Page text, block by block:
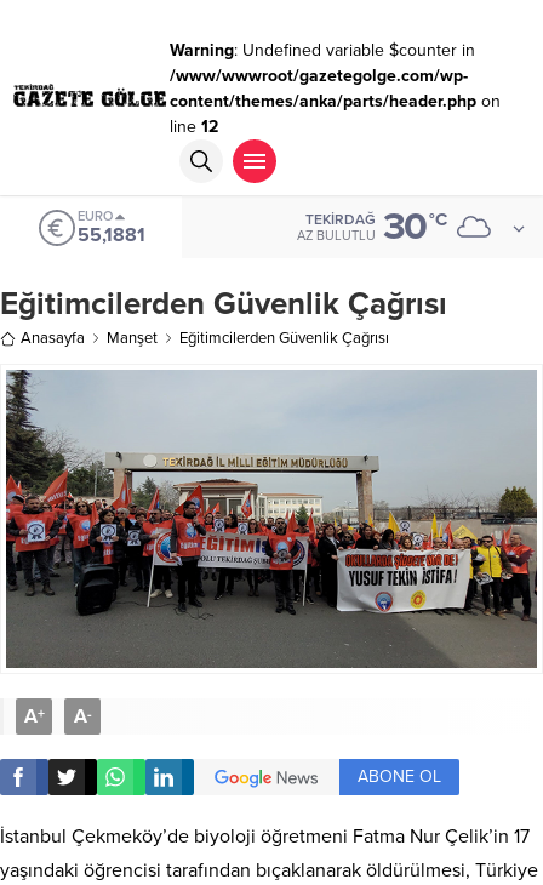
Warning: Undefined variable $counter in
/www/wwwroot/gazetegolge.com/wp-
content/themes/anka/parts/header.phpon
line 12
EURO
55,1881
TEKIRDAĞ
AZ BULUTLU 30°C
Eğitimcilerden Güvenlik Çağrısı
Anasayfa Manşet Eğitimcilerden Güvenlik Çağrısı
A+ A-
ABONE OL
İstanbul Çekmeköy’de biyoloji öğretmeni Fatma Nur Çelik’in 17
yaşındaki öğrencisi tarafından bıçaklanarak öldürülmesi, Türkiye